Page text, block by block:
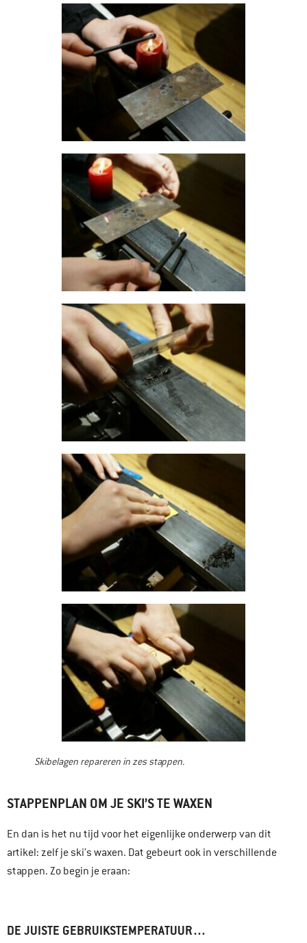
Skibelagen repareren in zes stappen.
STAPPENPLAN OM JE SKI’S TE WAXEN
En dan is het nu tijd voor het eigenlijke onderwerp van dit
artikel: zelf je ski’s waxen. Dat gebeurt ook in verschillende
stappen. Zo begin je eraan:
DE JUISTE GEBRUIKSTEMPERATUUR…